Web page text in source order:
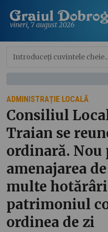
vineri, 7 august 2026
ADMINISTRAȚIE LOCALĂ
Consiliul
Traian se
ordinară.
amenajarea
multe
patrimoniul
ordinea de zi